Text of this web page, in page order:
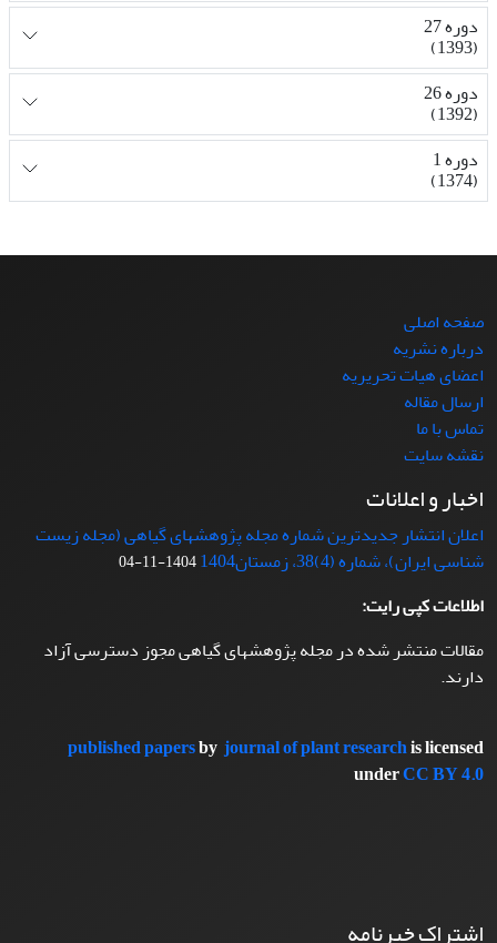
دوره 27
(1393)
دوره 26
(1392)
دوره 1
(1374)
صفحه اصلی
درباره نشریه
اعضای هیات تحریریه
ارسال مقاله
تماس با ما
نقشه سایت
اخبار و اعلانات
اعلان انتشار جدیدترین شماره مجله پژوهشهای گیاهی (مجله زیست
شناسی ایران)، شماره (4)38، زمستان1404
1404-11-04
اطلاعات کپی رایت:
مقالات منتشر شده در مجله پژوهشهای گیاهی مجوز دسترسی آزاد
دارند.
published papersbyjournal of plant researchis licensed
underCC BY 4.0
اشتراک خبرنامه